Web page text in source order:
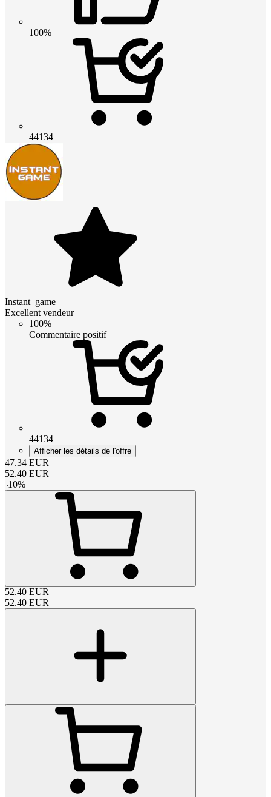
100%
44134
Instant_game
Excellent vendeur
100%
Commentaire positif
44134
Afficher les détails de l'offre
47.34 EUR
52.40 EUR
-10%
52.40 EUR
52.40 EUR